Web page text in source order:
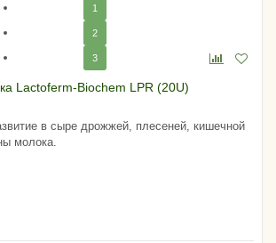
1
2
3
Lactoferm-Biochem LPR (20U)
в сыре дрожжей, плесеней, кишечной
молока.